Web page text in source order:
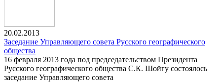
20.02.2013
Заседание Управляющего совета Русского географического
общества
16 февраля 2013 года под председательством Президента
Русского географического общества С.К. Шойгу состоялось
заседание Управляющего совета